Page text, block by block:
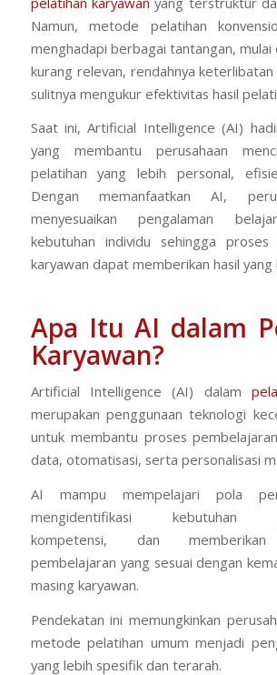
Namun, metode pelatihan
menghadapi berbagai tantangan, mulai
kurang relevan, rendahnya
sulitnya mengukur efektivitas hasil
Saat ini, Artificial Intelligence (AI)
yang membantu perusahaan
pelatihan yang lebih personal,
Dengan memanfaatkan AI,
menyesuaikan pengalaman
kebutuhan individu sehingga proses
karyawan dapat memberikan hasil
Apa Itu AI dalam
Karyawan?
Artificial Intelligence (AI) dalam
merupakan penggunaan teknologi
untuk membantu proses
data, otomatisasi, serta personalisasi
AI mampu mempelajari pola
mengidentifikasi kebutuhan
kompetensi, dan memberikan
pembelajaran yang sesuai dengan
masing karyawan.
Pendekatan ini memungkinkan
metode pelatihan umum menjadi
yang lebih spesifik dan terarah.